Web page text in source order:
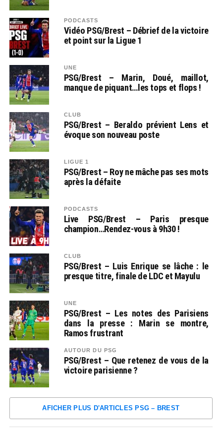
PODCASTS
Vidéo PSG/Brest – Débrief de la victoire
et point sur la Ligue 1
UNE
PSG/Brest – Marin, Doué, maillot,
manque de piquant…les tops et flops !
CLUB
PSG/Brest – Beraldo prévient Lens et
évoque son nouveau poste
LIGUE 1
PSG/Brest – Roy ne mâche pas ses mots
après la défaite
PODCASTS
Live PSG/Brest – Paris presque
champion…Rendez-vous à 9h30 !
CLUB
PSG/Brest – Luis Enrique se lâche : le
presque titre, finale de LDC et Mayulu
UNE
PSG/Brest – Les notes des Parisiens
dans la presse : Marin se montre,
Ramos frustrant
AUTOUR DU PSG
PSG/Brest – Que retenez de vous de la
victoire parisienne ?
AFICHER PLUS D'ARTICLES PSG – BREST